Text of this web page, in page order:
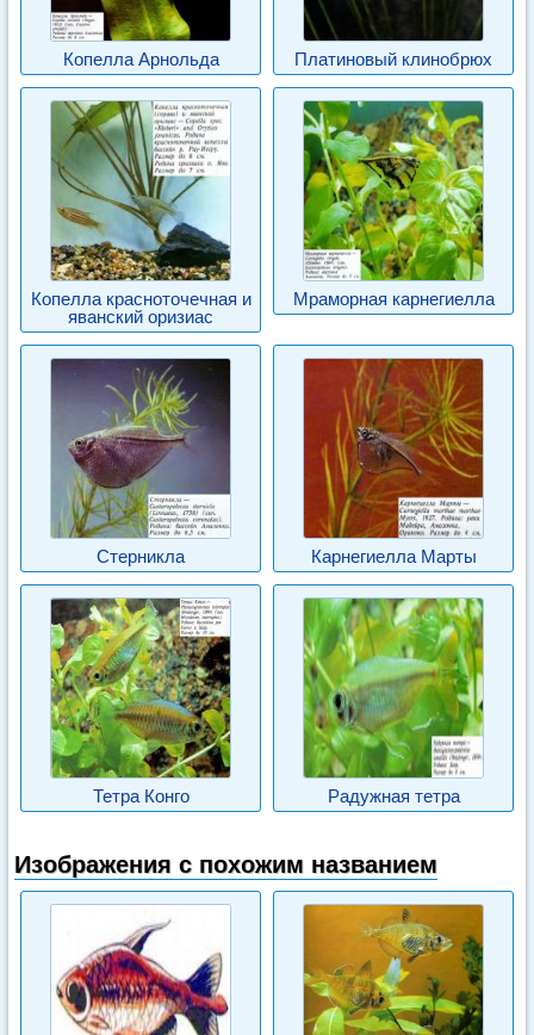
Копелла Арнольда Платиновый клинобрюх
Копелла красноточечная и
яванский оризиас
Мраморная карнегиелла
Стерникла Карнегиелла Марты
Тетра Конго Радужная тетра
Изображения с похожим названием